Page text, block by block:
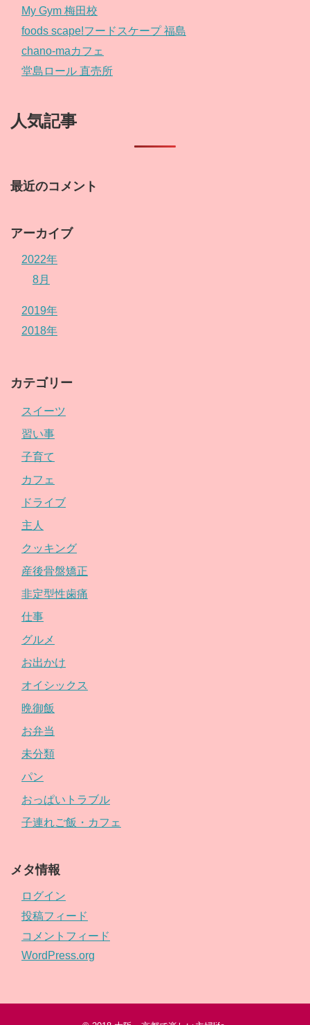
My Gym 梅田校
foods scape!フードスケープ 福島
chano-maカフェ
堂島ロール 直売所
人気記事
最近のコメント
アーカイブ
2022年
8月
2019年
2018年
カテゴリー
スイーツ
習い事
子育て
カフェ
ドライブ
主人
クッキング
産後骨盤矯正
非定型性歯痛
仕事
グルメ
お出かけ
オイシックス
晩御飯
お弁当
未分類
パン
おっぱいトラブル
子連れご飯・カフェ
メタ情報
ログイン
投稿フィード
コメントフィード
WordPress.org